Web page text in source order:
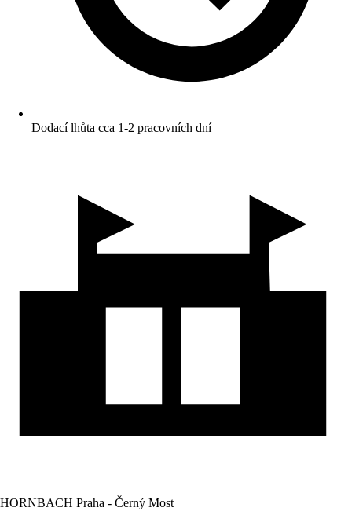
Dodací lhůta cca 1-2 pracovních dní
HORNBACH Praha - Černý Most